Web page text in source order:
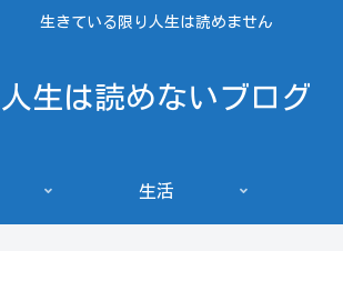
生きている限り人生は読めません
人生は読めないブログ
生活